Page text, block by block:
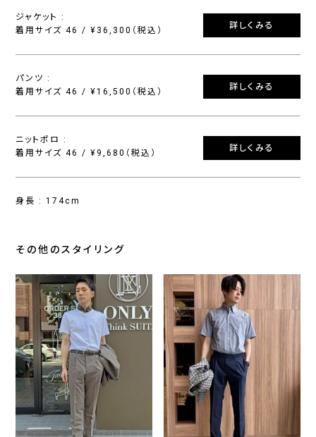
ジャケット :
着用サイズ 46 / ¥36,300（税込）
詳しくみる
パンツ :
着用サイズ 46 / ¥16,500（税込）
詳しくみる
ニットポロ :
着用サイズ 46 / ¥9,680（税込）
詳しくみる
身長 : 174cm
その他のスタイリング